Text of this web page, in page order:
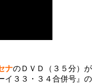
ナのＤＶＤ（３５分）が
イ３３・３４合併号』の